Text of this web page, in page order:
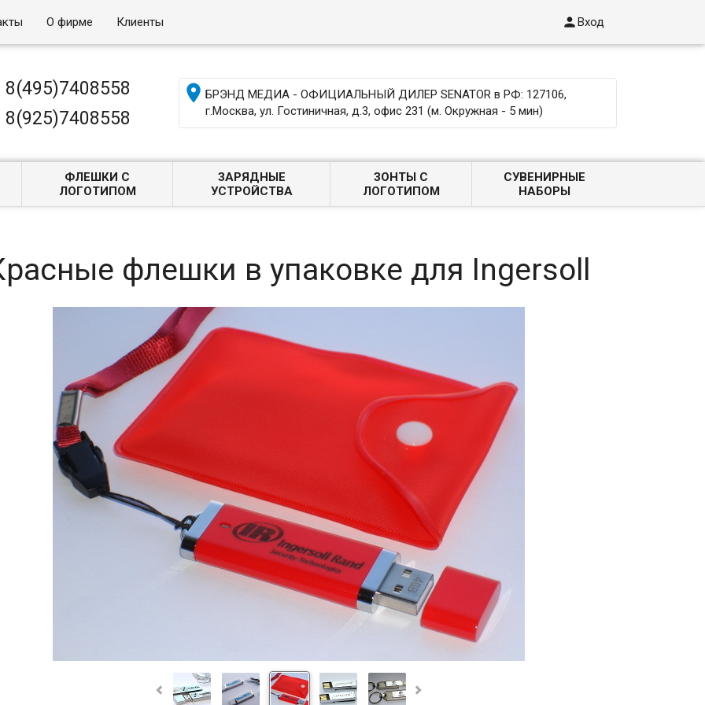
О фирме Клиенты Вход
8(495)7408558
8(925)7408558
БРЭНД МЕДИА - ОФИЦИАЛЬНЫЙ ДИЛЕР SENATOR в РФ: 127106,
г.Москва, ул. Гостиничная, д.3, офис 231 (м. Окружная - 5 мин)
ФЛЕШКИ С
ЛОГОТИПОМ
ЗАРЯДНЫЕ
УСТРОЙСТВА
ЗОНТЫ С
ЛОГОТИПОМ
СУВЕНИРНЫЕ
НАБОРЫ
флешки в упаковке для Ingersoll